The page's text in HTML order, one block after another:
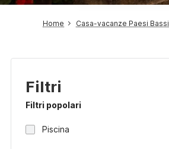
Home Casa-vacanze Paesi Bassi
Filtri
Filtri popolari
Piscina